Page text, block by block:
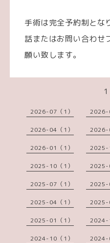
手術は完全予約制とな
話またはお問い合わせ
願い致します。
1
2026-07（1） 2026-
2026-04（1） 2026-
2026-01（1） 2025-
2025-10（1） 2025-
2025-07（1） 2025-
2025-04（1） 2025-
2025-01（1） 2024-
2024-10（1） 2024-